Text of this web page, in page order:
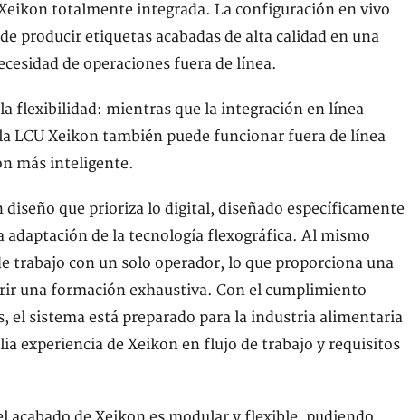
totalmente integrada. La configuración en vivo
producir etiquetas acabadas de alta calidad en una
de operaciones fuera de línea.
flexibilidad: mientras que la integración en línea
LCU Xeikon también puede funcionar fuera de línea
más inteligente.
diseño que prioriza lo digital, diseñado específicamente
adaptación de la tecnología flexográfica. Al mismo
trabajo con un solo operador, lo que proporciona una
una formación exhaustiva. Con el cumplimiento
el sistema está preparado para la industria alimentaria
experiencia de Xeikon en flujo de trabajo y requisitos